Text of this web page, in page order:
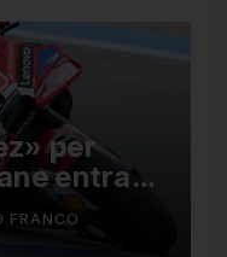
per
entra
del
FRANCO